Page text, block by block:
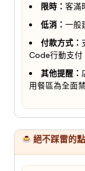
限時： 客滿
低消： 一般
付款方式：
Code行動支付
其他提醒：
用餐區為全面
絕不踩雷的